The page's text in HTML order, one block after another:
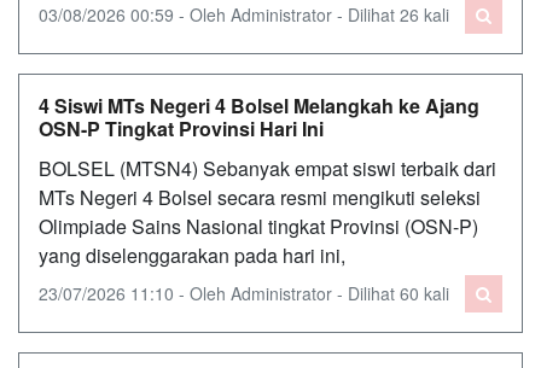
03/08/2026 00:59 - Oleh Administrator - Dilihat 26 kali
4 Siswi MTs Negeri 4 Bolsel Melangkah ke Ajang
OSN-P Tingkat Provinsi Hari Ini
BOLSEL (MTSN4) Sebanyak empat siswi terbaik dari
MTs Negeri 4 Bolsel secara resmi mengikuti seleksi
Olimpiade Sains Nasional tingkat Provinsi (OSN-P)
yang diselenggarakan pada hari ini,
23/07/2026 11:10 - Oleh Administrator - Dilihat 60 kali